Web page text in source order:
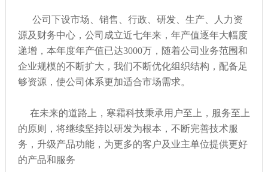
公司下设市场、销售、行政、研发、生产、人力资
源及财务中心，公司成立近七年来，年产值逐年大幅度
递增，本年度年产值已达3000万，随着公司业务范围和
企业规模的不断扩大，我们不断优化组织结构，配备足
够资源，使公司体系更加适合市场需求。
在未来的道路上，寒霜科技秉承用户至上，服务至上
的原则，将继续坚持以研发为根本，不断完善技术服
务，升级产品功能，为更多的客户及业主单位提供更好
的产品和服务